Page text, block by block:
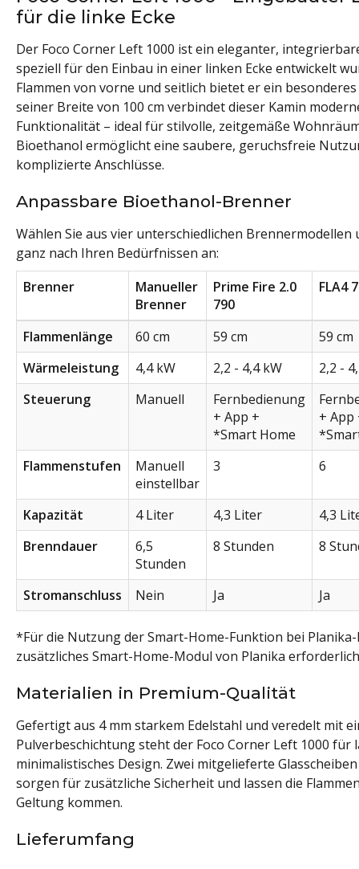
für die linke Ecke
Der Foco Corner Left 1000 ist ein eleganter,
speziell für den Einbau in einer linken Ecke entwickelt
Flammen von vorne und seitlich bietet er ein
seiner Breite von 100 cm verbindet dieser Kamin
Funktionalität – ideal für stilvolle, zeitgemäße
Bioethanol ermöglicht eine saubere, geruchsfreie
komplizierte Anschlüsse.
Anpassbare Bioethanol-Brenner
Wählen Sie aus vier unterschiedlichen Brennermodellen
ganz nach Ihren Bedürfnissen an:
Brenner
Manueller
Brenner
Prime Fire 2.0
790
FLA4
Flammenlänge 60 cm 59 cm
59 cm
Wärmeleistung
4,4 kW 2,2 - 4,4 kW
2,2 -
Steuerung
Manuell
Fernbedienung
+ App +
*Smart Home
+ App
Flammenstufen
Manuell
einstellbar
3 6
Kapazität 4 Liter 4,3 Liter
4,3
Brenndauer
6,5
Stunden
8 Stunden 8
Stromanschluss Nein Ja Ja
*Für die Nutzung der Smart-Home-Funktion bei
zusätzliches Smart-Home-Modul von Planika
Materialien in Premium-Qualität
Gefertigt aus 4 mm starkem Edelstahl und veredelt mit
Pulverbeschichtung steht der Foco Corner Left 1000 für
minimalistisches Design. Zwei mitgelieferte
sorgen für zusätzliche Sicherheit und lassen die
Geltung kommen.
Lieferumfang